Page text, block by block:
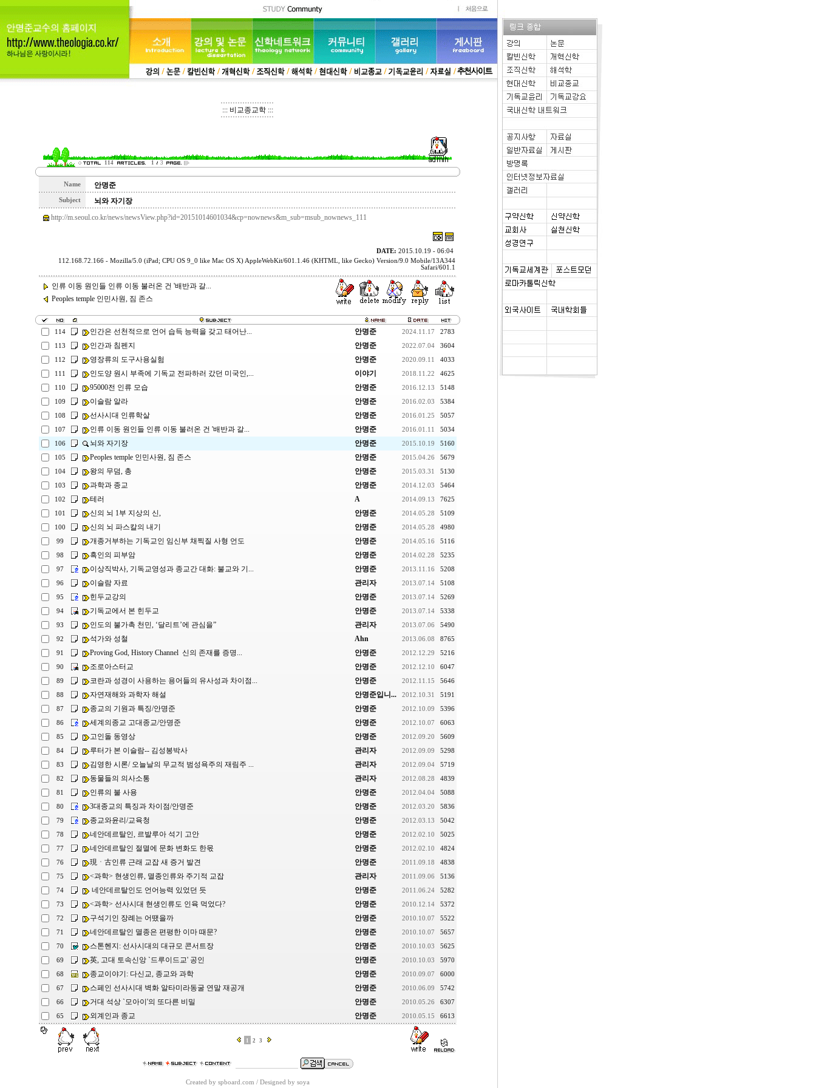
::: 비교종교학 :::
114 1 3
Name 안명준
Subject
뇌와 자기장
http://m.seoul.co.kr/news/newsView.php?id=20151014601034&cp=nownews&m_sub=msub_nownews_111
DATE: 2015.10.19 - 06:04
112.168.72.166 - Mozilla/5.0 (iPad; CPU OS 9_0 like Mac OS X) AppleWebKit/601.1.46 (KHTML, like Gecko) Version/9.0 Mobile/13A344
Safari/601.1
인류 이동 원인들 인류 이동 불러온 건 '배반과 갈...
Peoples temple 인민사원, 짐 존스
114 인간은 선천적으로 언어 습득 능력을 갖고 태어난... 안명준 2024.11.17 2783
113 인간과 침펜지 안명준 2022.07.04 3604
112 영장류의 도구사용실험 안명준 2020.09.11 4033
111 인도양 원시 부족에 기독교 전파하러 갔던 미국인,... 이야기 2018.11.22 4625
110 95000전 인류 모습 안명준 2016.12.13 5148
109 이슬람 알라 안명준 2016.02.03 5384
108 선사시대 인류학살 안명준 2016.01.25 5057
107 인류 이동 원인들 인류 이동 불러온 건 '배반과 갈... 안명준 2016.01.11 5034
106 뇌와 자기장 안명준 2015.10.19 5160
105 Peoples temple 인민사원, 짐 존스 안명준 2015.04.26 5679
104 왕의 무덤, 총 안명준 2015.03.31 5130
103 과학과 종교 안명준 2014.12.03 5464
102 테러 A 2014.09.13 7625
101 신의 뇌 1부 지상의 신, 안명준 2014.05.28 5109
100 신의 뇌 파스칼의 내기 안명준 2014.05.28 4980
99 개종거부하는 기독교인 임신부 채찍질 사형 언도 안명준 2014.05.16 5116
98 흑인의 피부암 안명준 2014.02.28 5235
97 이상직박사, 기독교영성과 종교간 대화: 불교와 기... 안명준 2013.11.16 5208
96 이슬람 자료 관리자 2013.07.14 5108
95 힌두교강의 안명준 2013.07.14 5269
94 기독교에서 본 힌두교 안명준 2013.07.14 5338
93 인도의 불가촉 천민, ‘달리트’에 관심을” 관리자 2013.07.06 5490
92 석가와 성철 Ahn 2013.06.08 8765
91 Proving God, History Channel 신의 존재를 증명... 안명준 2012.12.29 5216
90 조로아스터교 안명준 2012.12.10 6047
89 코란과 성경이 사용하는 용어들의 유사성과 차이점... 안명준 2012.11.15 5646
88 자연재해와 과학자 해설 안명준입니... 2012.10.31 5191
87 종교의 기원과 특징/안명준 안명준 2012.10.09 5396
86 세계의종교 고대종교/안명준 안명준 2012.10.07 6063
85 고인돌 동영상 안명준 2012.09.20 5609
84 루터가 본 이슬람-- 김성봉박사 관리자 2012.09.09 5298
83 김영한 시론/ 오늘날의 무교적 범성욕주의 재림주 ... 관리자 2012.09.04 5719
82 동물들의 의사소통 관리자 2012.08.28 4839
81 인류의 불 사용 안명준 2012.04.04 5088
80 3대종교의 특징과 차이점/안명준 안명준 2012.03.20 5836
79 종교와윤리/교육청 안명준 2012.03.13 5042
78 네안데르탈인, 르발루아 석기 고안 안명준 2012.02.10 5025
77 네안데르탈인 절멸에 문화 변화도 한몫 안명준 2012.02.10 4824
76 現ㆍ古인류 근래 교잡 새 증거 발견 안명준 2011.09.18 4838
75 <과학> 현생인류, 멸종인류와 주기적 교잡 관리자 2011.09.06 5136
74 네안데르탈인도 언어능력 있었던 듯 안명준 2011.06.24 5282
73 <과학> 선사시대 현생인류도 인육 먹었다? 안명준 2010.12.14 5372
72 구석기인 장례는 어땠을까 안명준 2010.10.07 5522
71 네안데르탈인 멸종은 편평한 이마 때문? 안명준 2010.10.07 5657
70 스톤헨지: 선사시대의 대규모 콘서트장 안명준 2010.10.03 5625
69 英, 고대 토속신앙 `드루이드교' 공인 안명준 2010.10.03 5970
68 종교이야기: 다신교, 종교와 과학 안명준 2010.09.07 6000
67 스페인 선사시대 벽화 알타미라동굴 연말 재공개 안명준 2010.06.09 5742
66 거대 석상 `모아이'의 또다른 비밀 안명준 2010.05.26 6307
65 외계인과 종교 안명준 2010.05.15 6613
1 2 3
Created by spboard.com / Designed by soya